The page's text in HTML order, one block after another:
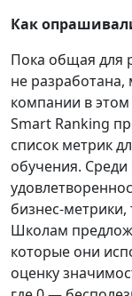
Как
Пока общая для
не
компании в этом
Smart Ranking
список метрик
обучения.
бизнес-метрики,
Школам
которые они
оценку